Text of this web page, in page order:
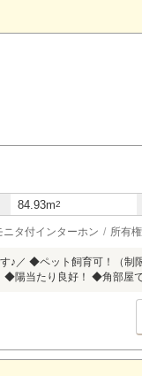
84.93m2
ニタ付インターホン 所有権
♪／ ◆ペット飼育可！（
◆陽当たり良好！ ◆角部屋